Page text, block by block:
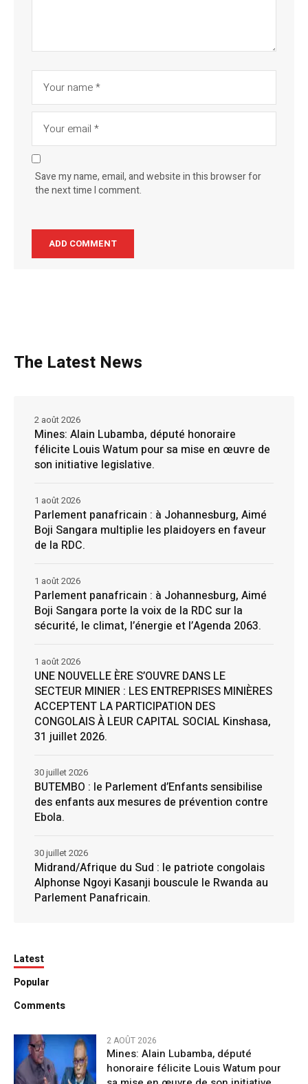
Save my name, email, and website in this browser for
the next time I comment.
The Latest News
Mines: Alain Lubamba, député honoraire
félicite Louis Watum pour sa mise en œuvre de
son initiative legislative.
2 août 2026
Parlement panafricain : à Johannesburg, Aimé
Boji Sangara multiplie les plaidoyers en faveur
de la RDC.
1 août 2026
Parlement panafricain : à Johannesburg, Aimé
Boji Sangara porte la voix de la RDC sur la
sécurité, le climat, l’énergie et l’Agenda 2063.
1 août 2026
UNE NOUVELLE ÈRE S’OUVRE DANS LE
SECTEUR MINIER : LES ENTREPRISES MINIÈRES
ACCEPTENT LA PARTICIPATION DES
CONGOLAIS À LEUR CAPITAL SOCIAL Kinshasa,
31 juillet 2026.
1 août 2026
BUTEMBO : le Parlement d’Enfants sensibilise
des enfants aux mesures de prévention contre
Ebola.
30 juillet 2026
Midrand/Afrique du Sud : le patriote congolais
Alphonse Ngoyi Kasanji bouscule le Rwanda au
Parlement Panafricain.
30 juillet 2026
Latest
Popular
Comments
2 AOÛT 2026
Mines: Alain Lubamba, député
honoraire félicite Louis Watum pour